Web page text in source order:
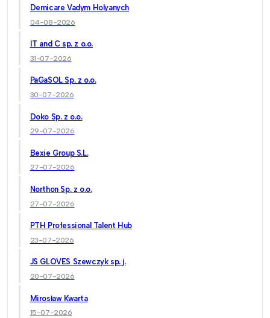
Demicare Vadym Holyanych
04-08-2026
IT and C sp. z o.o.
31-07-2026
PaGaSOL Sp. z o.o.
30-07-2026
Doko Sp. z o.o.
29-07-2026
Bexie Group S.L.
27-07-2026
Northon Sp. z o.o.
27-07-2026
PTH Professional Talent Hub
23-07-2026
JS GLOVES Szewczyk sp. j.
20-07-2026
Mirosław Kwarta
15-07-2026